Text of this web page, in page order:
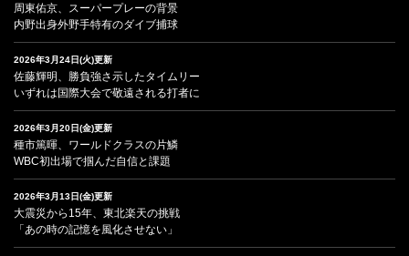
周東佑京、スーパープレーの背景
内野出身外野手特有のダイブ捕球
2026年3月24日(火)更新
佐藤輝明、勝負強さ示したタイムリー
いずれは国際大会で敬遠される打者に
2026年3月20日(金)更新
種市篤暉、ワールドクラスの片鱗
WBC初出場で掴んだ自信と課題
2026年3月13日(金)更新
大震災から15年、東北楽天の挑戦
「あの時の記憶を風化させない」